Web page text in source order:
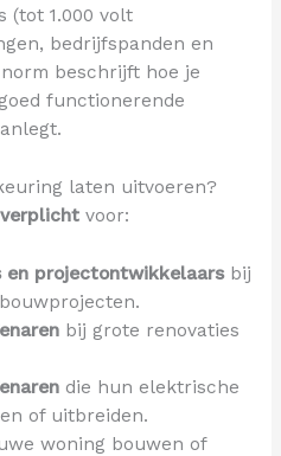
(tot 1.000 volt
bedrijfspanden en
beschrijft hoe je
functionerende
laten uitvoeren?
verplichtvoor:
en projectontwikkelaarsbij
bij grote renovaties
die hun elektrische
of uitbreiden.
woning bouwen of